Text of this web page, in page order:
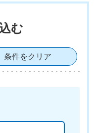
む
条件をクリア